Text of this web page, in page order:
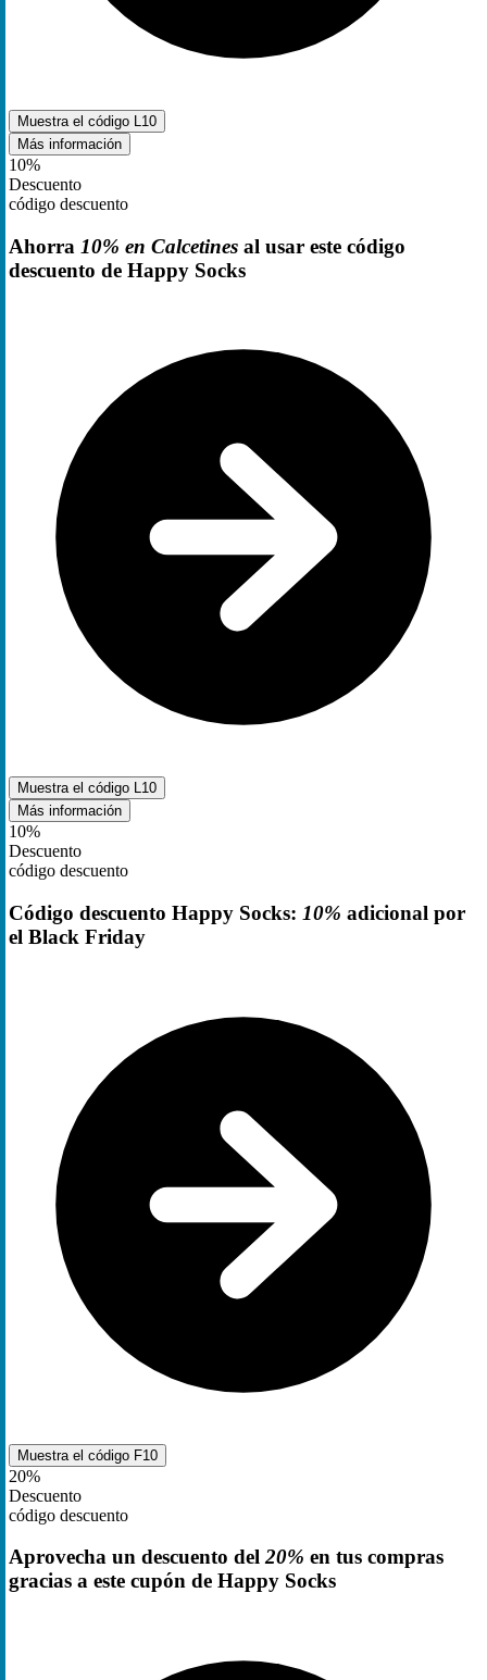
Muestra el código
L10
Más información
10%
Descuento
código descuento
Ahorra 10% en Calcetines al usar este código
descuento de Happy Socks
Muestra el código L10
Más información
10%
Descuento
código descuento
Código descuento Happy Socks: 10% adicional por
el Black Friday
Muestra el código F10
20%
Descuento
código descuento
Aprovecha un descuento del20% en tus compras
gracias a este cupón de Happy Socks